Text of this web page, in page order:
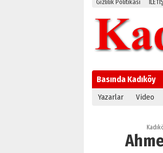
Gizlilik Politikası
Basında Kadıköy
Yazarlar Video